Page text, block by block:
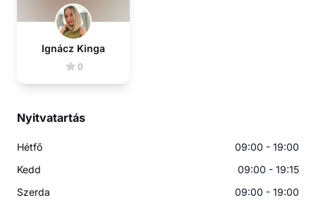
Ignácz Kinga
0
Nyitvatartás
Hétfő
09:00 - 19:00
Kedd
09:00 - 19:15
Szerda
09:00 - 19:00